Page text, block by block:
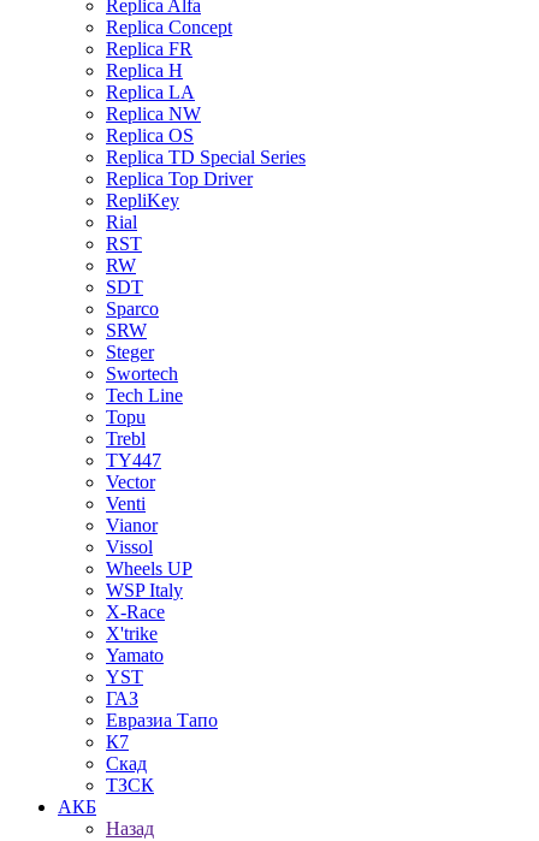
Replica Alfa
Replica Concept
Replica FR
Replica H
Replica LA
Replica NW
Replica OS
Replica TD Special Series
Replica Top Driver
RepliKey
Rial
RST
RW
SDT
Sparco
SRW
Steger
Swortech
Tech Line
Topu
Trebl
TY447
Vector
Venti
Vianor
Vissol
Wheels UP
WSP Italy
X-Race
X'trike
Yamato
YST
ГАЗ
Евразиа Тапо
К7
Скад
ТЗСК
АКБ
Назад